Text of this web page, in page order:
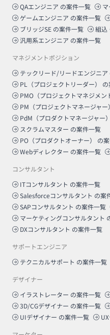
QAエンジニア の案件一覧
ゲームエンジニア の案件一覧
ブリッジSE の案件一覧 組込
汎用系エンジニア の案件一覧
マネジメントポジション
テックリード/リードエンジニア
PL（プロジェクトリーダー）
PMO（プロジェクトマネジメン
PM（プロジェクトマネージャー）
PdM（プロダクトマネージャー）
スクラムマスター の案件一覧
PO（プロダクトオーナー）
の
Webディレクター の案件一覧
コンサルタント
ITコンサルタント の案件一覧
Salesforceコンサルタント の案
SAPコンサルタント の案件一覧
マーケティングコンサルタント
DXコンサルタント の案件一覧
サポートエンジニア
テクニカルサポート の案件一覧
デザイナー
イラストレーター の案件一覧
3D/CGデザイナー の案件一覧
UIデザイナー の案件一覧